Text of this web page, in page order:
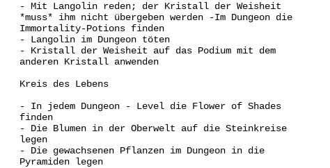
- Mit Langolin reden; der Kristall der Weisheit
*muss* ihm nicht übergeben werden -Im Dungeon die
Immortality-Potions finden
- Langolin im Dungeon töten
- Kristall der Weisheit auf das Podium mit dem
anderen Kristall anwenden
Kreis des Lebens
- In jedem Dungeon - Level die Flower of Shades
finden
- Die Blumen in der Oberwelt auf die Steinkreise
legen
- Die gewachsenen Pflanzen im Dungeon in die
Pyramiden legen